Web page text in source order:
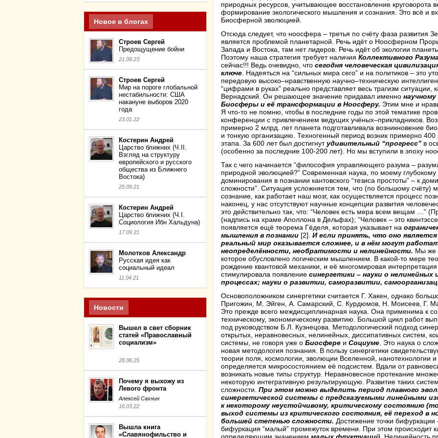
Новое в блогах
Строев Сергей
Предощущение бойни
21.08.23
Строев Сергей
Мир на пороге глобальной
нестабильности: США
накануне выборов 2020
года
23.01.22
Костерин Андрей
Царство ближних (Ч.II.
Взгляд на структуру
европейского и русского
общества из Ближнего
Востока)
25.09.21
Костерин Андрей
Царство ближних (Ч.I.
Социология Ибн Хальдуна)
17.09.21
Молотков Александр
Русская идея как
социальный идеал
11.04.21
Новости
Вышел в свет сборник
статей «Православный
социализм»
28.06.25
Почему я выхожу из
Левого фронта
Алексей Сахнин
16.03.22
Вышла книга
«Славянофильство и
природных ресурсов, учитывающее восстановление круговорота
формирование экологического мышления и сознания. Это всё и
Биосферной эволюцией.
Отсюда следует, что ноосфера – третья по счёту фаза
является проблемой планетарной. Речь идёт о Ноосферном
Запада и Востока, там нет лидеров. Речь идёт об экологии
Поэтому наша стратегия требует наличия Коллективного
сейчас!!! Ведь очевидно, что сегодня человеческая
ключе . Надеяться на “сильных мира сего” и на политиков – это
передовую высоко–нравственную научно–техническую
“цифрами в руках” реально представляет весь трагизм
Вернадский. Он решающее значение придавал именно научному
Биосферы и её трансформации в Ноосферу. Этим мне и
Я что-то не помню, чтобы в последние годы по этой тематике
конференции с привлечением ведущих учёных–прикладников.
примерно 2 млрд. лет планета подготавливала возникновение
и тонкую организацию. Техногенный период возник примерно 400
этапа. За 600 лет был достигнут удивительный “прогресс” в
(особенно за последние 100-200 лет). Но мы вступили в эпоху
Так с чего начинается “философия управляющего разума –
природной эволюцией?” Современная наука, по моему
доминирования в познании кантовского “тезиса простоты” – к
сложности”. Ситуация усложняется тем, что (по большому счёту)
сознание, как работает наш мозг, как осуществляется процесс
наконец, у нас отсутствуют научные концепции развития
это действительно так, что: “Человек есть мера всем вещам …”
(надпись на храме Аполлона в Дельфах); “Человек – это
появляется ещё теорема Гёделя, которая указывает на
мышления в познании [2]. И если принять, что оно
реальный мир оказывается сложнее, и в нём могут
неопределённости, необратимости и нелинейности. Мы же
которое обусловлено логическим мышлением. В какой-то мере
рождение квантовой механики, и её многомировая
стимулировала появление синергетики – науки о нелинейных
процессах; науки о развитии, саморазвитии,
Основоположником синергетики считается Г. Хакен, однако
Пригожин, М. Эйген, А. Самарский, С. Курдюмов, Н. Моисеев, Г.
Это прежде всего междисциплинарная наука. Она применима к
техническому, экономическому развитию. Большой цикл работ
под руководством Б.Л. Кузнецова. Методологический подход
открытых, неравновесных, нелинейных, диссипативных систем,
системы, не говоря уже о Биосфере и Социуме . Это наука о
новая методология познания. В пользу синергетики
теории поля, космологии, эволюции Вселенной, нанотехнологии
определяется микросостоянием её подсистем. Вдали от
возникать новые типы структур. Неравновесное протекание
некоторую интегративную результирующую. Развитие таких
сложности. При этом можно выделить период плавного
синергетической системы с предсказуемыми линейными
к некоторому неустойчивому, критическому состоянию
выход системы из критического состояния, её переход в
большей степенью сложности. Достижение точки бифуркации
бифуркация “малый” промежуток времени. При этом происходит